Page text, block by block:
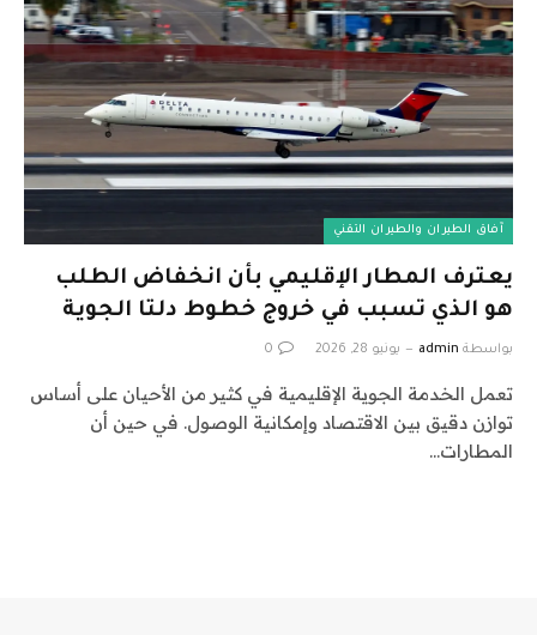
آفاق الطيران والطيران التقني
يعترف المطار الإقليمي بأن انخفاض الطلب
هو الذي تسبب في خروج خطوط دلتا الجوية
بواسطة admin يونيو 28, 2026 0
تعمل الخدمة الجوية الإقليمية في كثير من الأحيان على أساس
توازن دقيق بين الاقتصاد وإمكانية الوصول. في حين أن
المطارات…